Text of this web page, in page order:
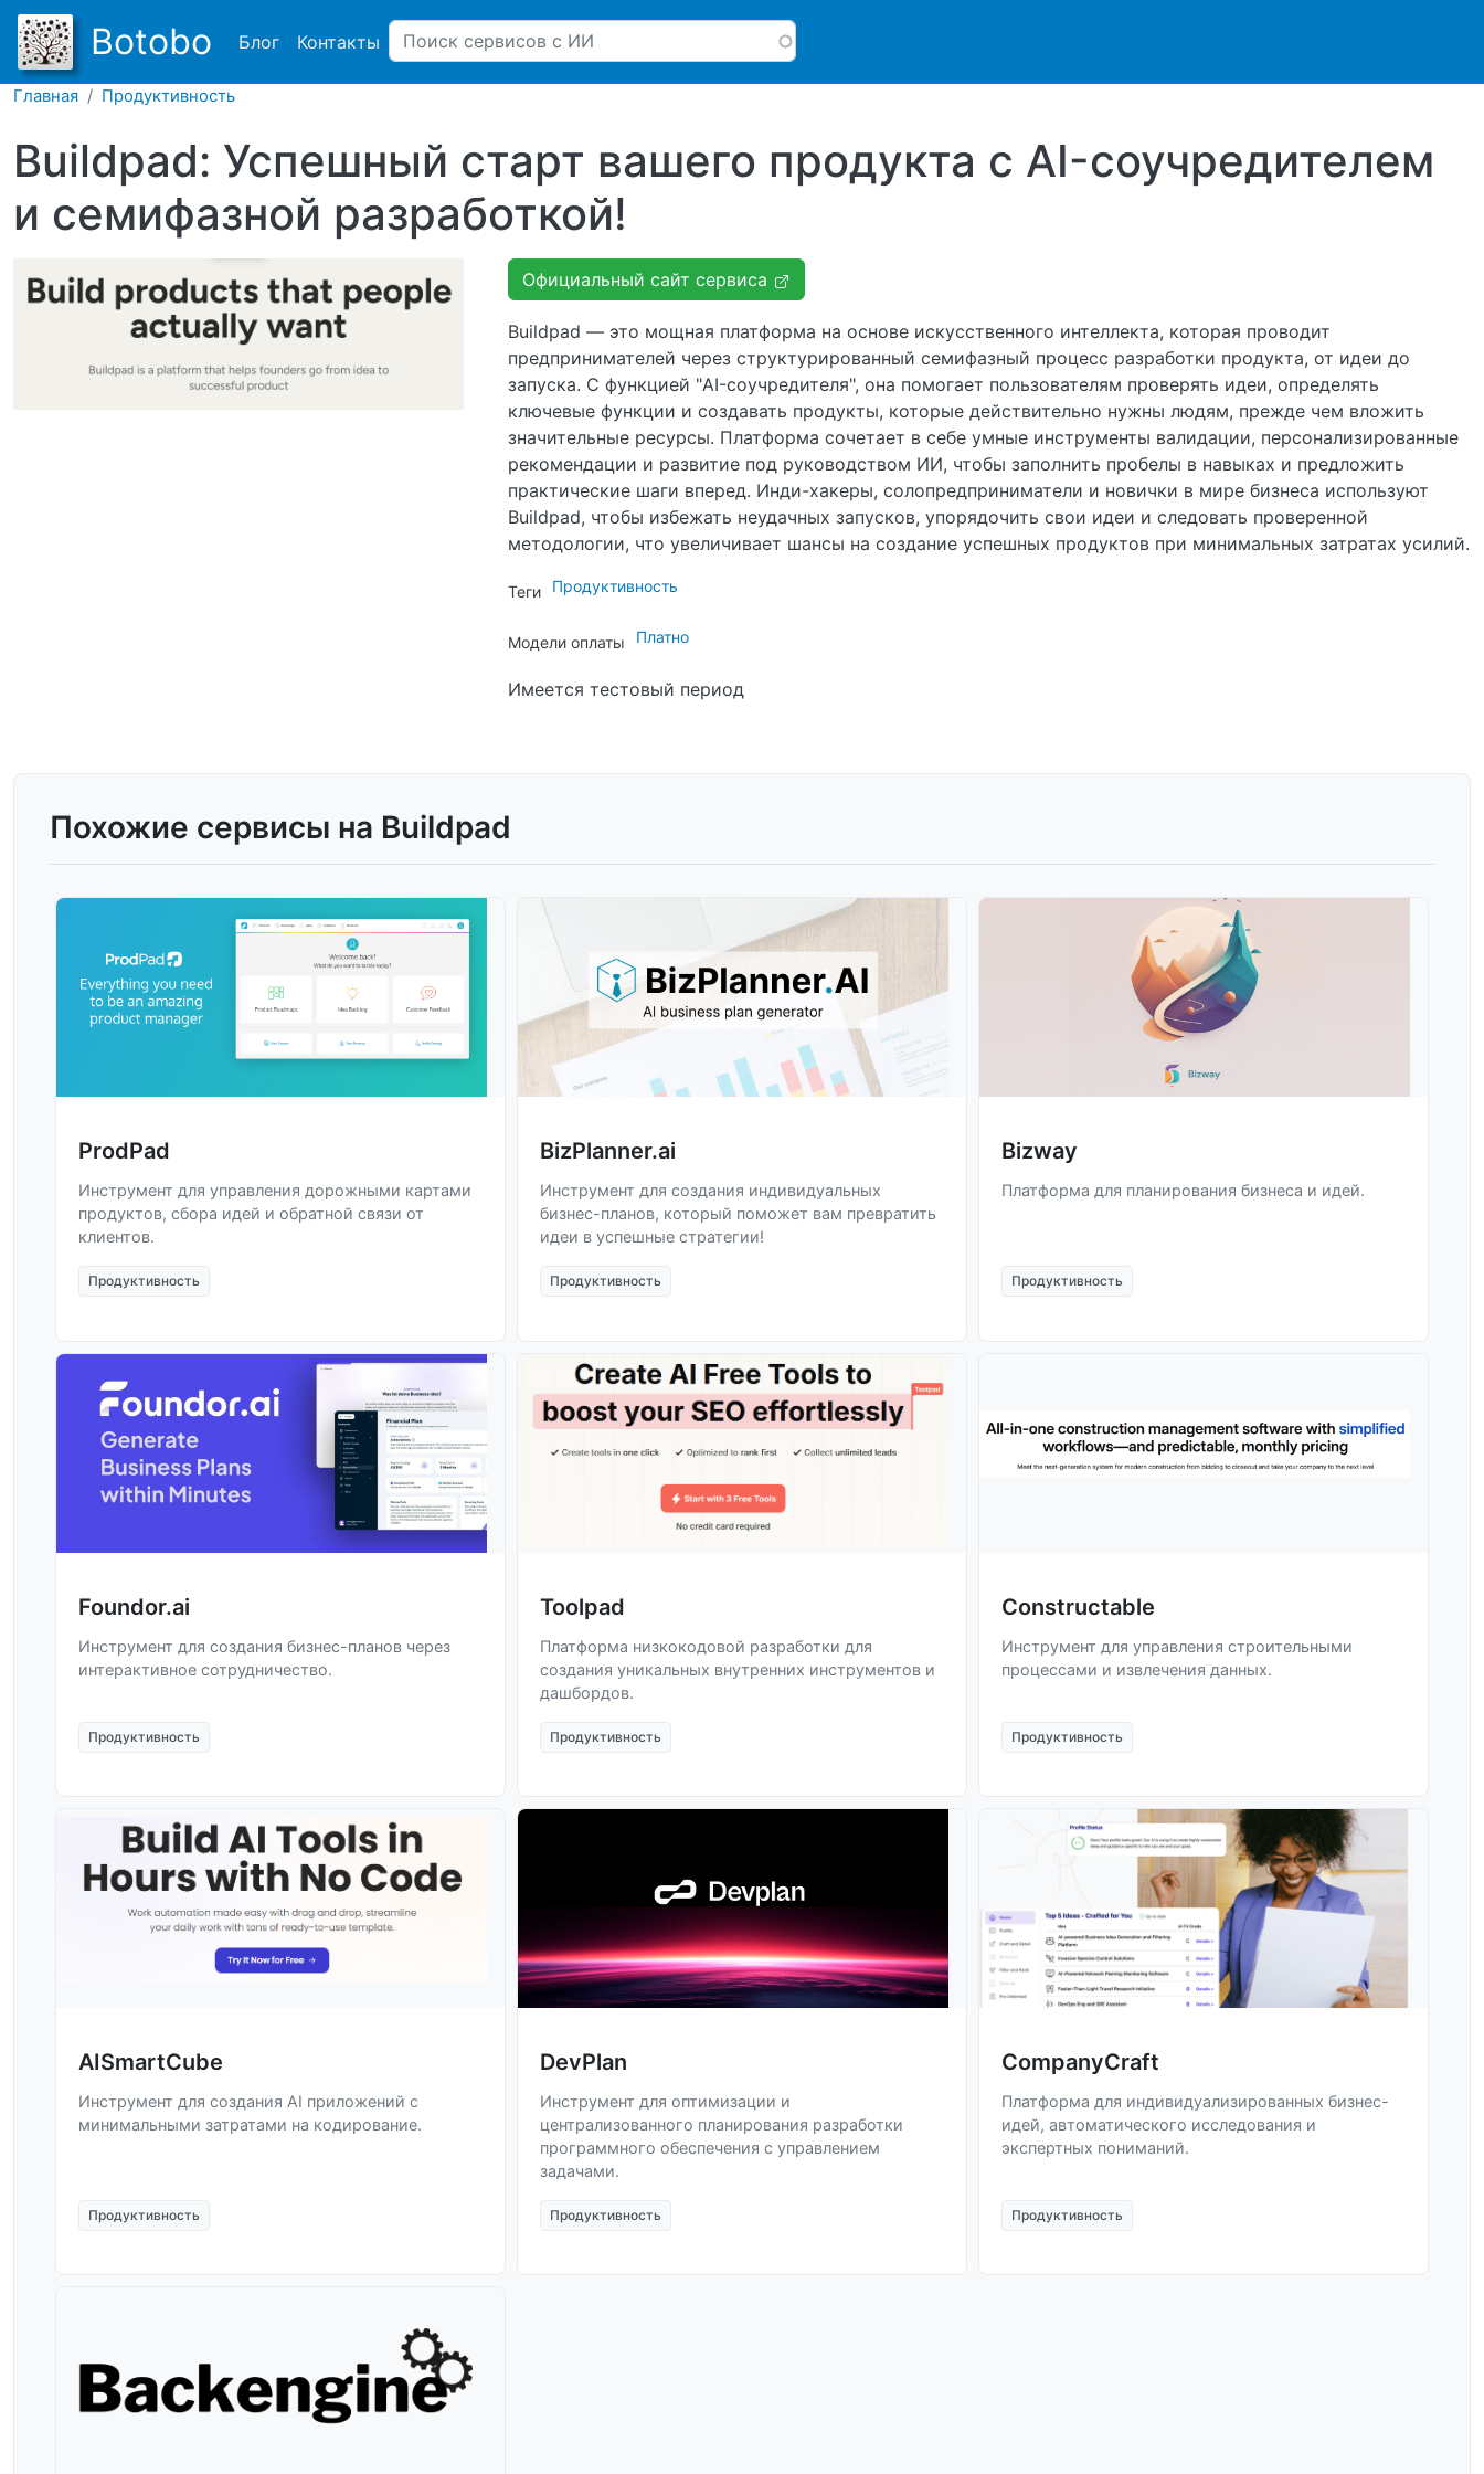
Перейти к основному содержанию
Botobo Main navigation
Блог Контакты
Главная Продуктивность
Buildpad: Успешный старт вашего продукта с AI-соучредителем
и семифазной разработкой!
Официальный сайт сервиса
Buildpad — это мощная платформа на основе искусственного интеллекта, которая проводит
предпринимателей через структурированный семифазный процесс разработки продукта, от идеи до
запуска. С функцией "AI-соучредителя", она помогает пользователям проверять идеи, определять
ключевые функции и создавать продукты, которые действительно нужны людям, прежде чем вложить
значительные ресурсы. Платформа сочетает в себе умные инструменты валидации, персонализированные
рекомендации и развитие под руководством ИИ, чтобы заполнить пробелы в навыках и предложить
практические шаги вперед. Инди-хакеры, солопредприниматели и новички в мире бизнеса используют
Buildpad, чтобы избежать неудачных запусков, упорядочить свои идеи и следовать проверенной
методологии, что увеличивает шансы на создание успешных продуктов при минимальных затратах усилий.
Теги Продуктивность
Модели оплаты Платно
Имеется тестовый период
Похожие сервисы на Buildpad
ProdPad
Инструмент для управления дорожными картами
продуктов, сбора идей и обратной связи от
клиентов.
Продуктивность
BizPlanner.ai
Инструмент для создания индивидуальных
бизнес-планов, который поможет вам превратить
идеи в успешные стратегии!
Продуктивность
Bizway
Платформа для планирования бизнеса и идей.
Продуктивность
Foundor.ai
Инструмент для создания бизнес-планов через
интерактивное сотрудничество.
Продуктивность
Toolpad
Платформа низкокодовой разработки для
создания уникальных внутренних инструментов и
дашбордов.
Продуктивность
Constructable
Инструмент для управления строительными
процессами и извлечения данных.
Продуктивность
AISmartCube
Инструмент для создания AI приложений с
минимальными затратами на кодирование.
Продуктивность
DevPlan
Инструмент для оптимизации и
централизованного планирования разработки
программного обеспечения с управлением
задачами.
Продуктивность
CompanyCraft
Платформа для индивидуализированных бизнес-
идей, автоматического исследования и
экспертных пониманий.
Продуктивность